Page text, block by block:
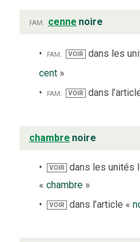
fam. cenne noire
fam. VOIR dans les
cent »
fam.
VOIR dans
chambre noire
VOIR
dans les unités
« chambre »
VOIR dans l’article «